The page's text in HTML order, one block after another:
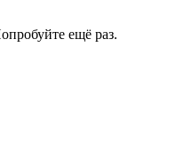
ещё раз.